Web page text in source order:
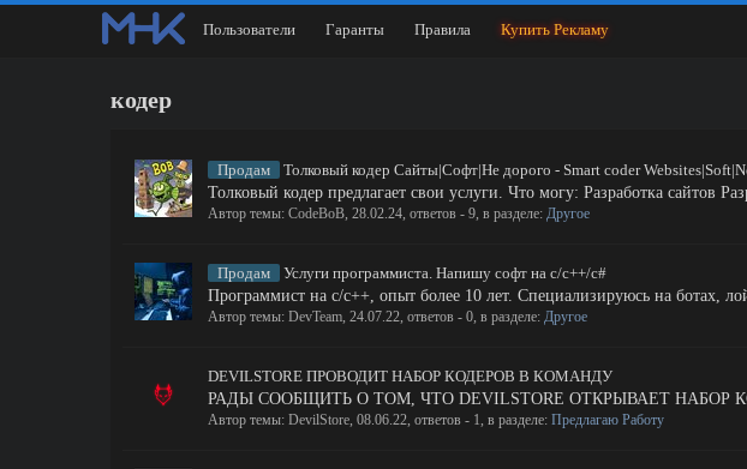
кодер
Продам
Толковый кодер Сайты|Софт|Не дорого - Smart coder
Толковый кодер предлагает свои услуги. Что могу: Разработка сайтов
Автор темы: CodeBoB, 28.02.24, ответов - 9, в разделе: Другое
Продам
Услуги программиста. Напишу софт на c/c++/c#
Программист на с/с++, опыт более 10 лет. Специализируюсь на ботах,
Автор темы: DevTeam, 24.07.22, ответов - 0, в разделе: Другое
DEVILSTORE ПРОВОДИТ НАБОР КОДЕРОВ В КОМАНДУ
РАДЫ СООБЩИТЬ О ТОМ, ЧТО DEVILSTORE ОТКРЫВАЕТ НАБОР
Автор темы: DevilStore, 08.06.22, ответов - 1, в разделе: Предлагаю Работу
Пользователи Гаранты Правила Купить Рекламу